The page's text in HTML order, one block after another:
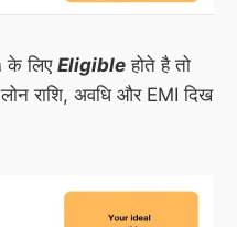
के लिए Eligibleहोते है तो
राशि, अवधि और EMI दिख